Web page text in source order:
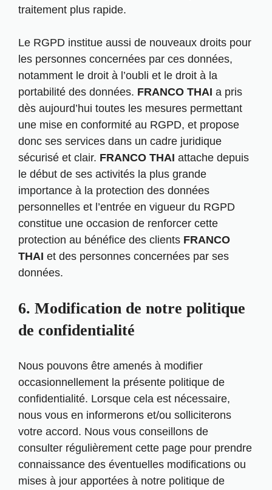
traitement plus rapide.
Le RGPD institue aussi de nouveaux droits pour
les personnes concernées par ces données,
notamment le droit à l’oubli et le droit à la
portabilité des données. FRANCO THAI a pris
dès aujourd’hui toutes les mesures permettant
une mise en conformité au RGPD, et propose
donc ses services dans un cadre juridique
sécurisé et clair. FRANCO THAI attache depuis
le début de ses activités la plus grande
importance à la protection des données
personnelles et l’entrée en vigueur du RGPD
constitue une occasion de renforcer cette
protection au bénéfice des clients FRANCO
THAI et des personnes concernées par ses
données.
6. Modification de notre politique
de confidentialité
Nous pouvons être amenés à modifier
occasionnellement la présente politique de
confidentialité. Lorsque cela est nécessaire,
nous vous en informerons et/ou solliciterons
votre accord. Nous vous conseillons de
consulter régulièrement cette page pour prendre
connaissance des éventuelles modifications ou
mises à jour apportées à notre politique de